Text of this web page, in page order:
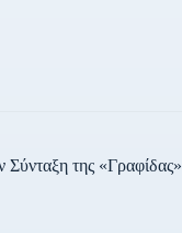
της «Γραφίδας»